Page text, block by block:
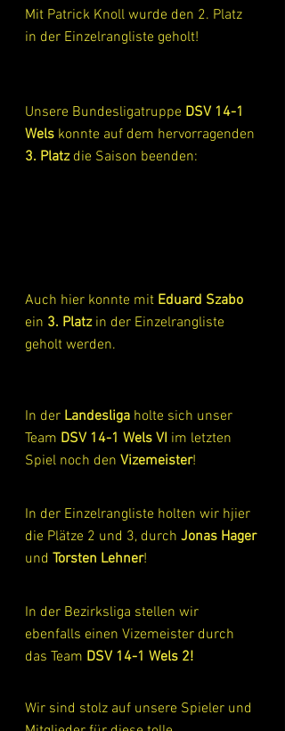
Mit Patrick Knoll wurde den 2. Platz
in der Einzelrangliste geholt!
Unsere Bundesligatruppe DSV 14-1
Wels konnte auf dem hervorragenden
3. Platz die Saison beenden:
Auch hier konnte mit Eduard Szabo
ein 3. Platz in der Einzelrangliste
geholt werden.
In der Landesliga holte sich unser
Team DSV 14-1 Wels VI im letzten
Spiel noch den Vizemeister!
In der Einzelrangliste holten wir hjier
die Plätze 2 und 3, durch Jonas Hager
und Torsten Lehner!
In der Bezirksliga stellen wir
ebenfalls einen Vizemeister durch
das Team DSV 14-1 Wels 2!
Wir sind stolz auf unsere Spieler und